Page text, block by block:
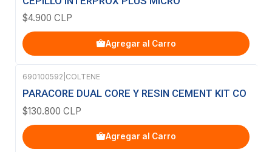
$4.900 CLP
Agregar al Carro
690100592 COLTENE
PARACORE DUAL CORE Y RESIN CEMENT KIT CO
$130.800 CLP
Agregar al Carro